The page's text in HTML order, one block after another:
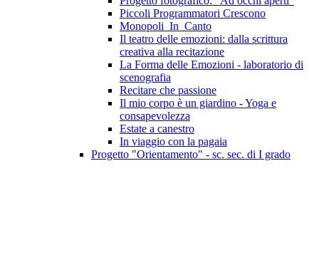
Piccoli Programmatori Crescono
Monopoli_In_Canto
Il teatro delle emozioni: dalla scrittura
creativa alla recitazione
La Forma delle Emozioni - laboratorio di
scenografia
Recitare che passione
Il mio corpo è un giardino - Yoga e
consapevolezza
Estate a canestro
In viaggio con la pagaia
Progetto "Orientamento" - sc. sec. di I grado